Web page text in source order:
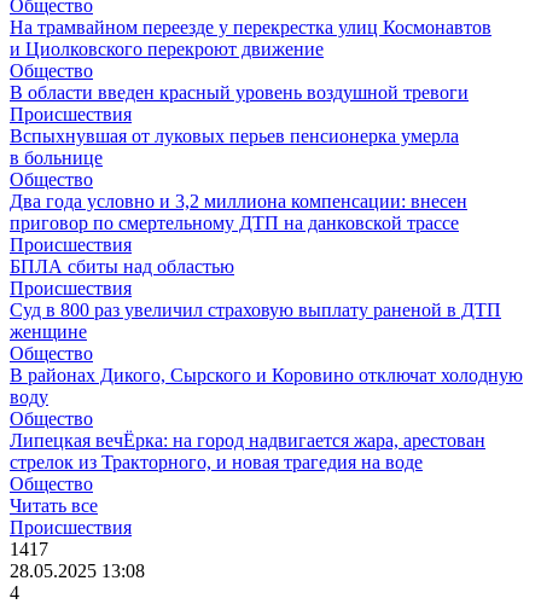
Общество
На трамвайном переезде у перекрестка улиц Космонавтов
и Циолковского перекроют движение
Общество
В области введен красный уровень воздушной тревоги
Происшествия
Вспыхнувшая от луковых перьев пенсионерка умерла
в больнице
Общество
Два года условно и 3,2 миллиона компенсации: внесен
приговор по смертельному ДТП на данковской трассе
Происшествия
БПЛА сбиты над областью
Происшествия
Суд в 800 раз увеличил страховую выплату раненой в ДТП
женщине
Общество
В районах Дикого, Сырского и Коровино отключат холодную
воду
Общество
Липецкая вечЁрка: на город надвигается жара, арестован
стрелок из Тракторного, и новая трагедия на воде
Общество
Читать все
Происшествия
1417
28.05.2025 13:08
4